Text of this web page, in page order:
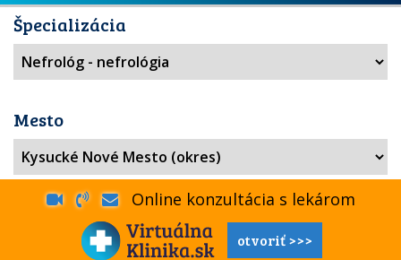
Špecializácia
Mesto
Online konzultácia s lekárom
otvoriť >>>